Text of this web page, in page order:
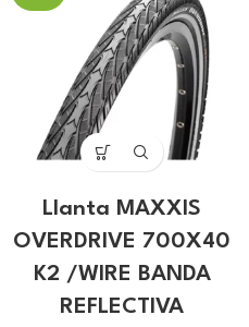
$35.31. $32.99.
Llanta MAXXIS
OVERDRIVE 700X40
K2 /WIRE BANDA
REFLECTIVA